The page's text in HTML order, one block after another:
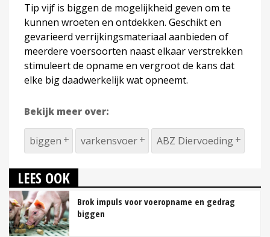
Tip vijf is biggen de mogelijkheid geven om te
kunnen wroeten en ontdekken. Geschikt en
gevarieerd verrijkingsmateriaal aanbieden of
meerdere voersoorten naast elkaar verstrekken
stimuleert de opname en vergroot de kans dat
elke big daadwerkelijk wat opneemt.
Bekijk meer over:
biggen varkensvoer ABZ Diervoeding
LEES OOK
Brok impuls voor voeropname en gedrag
biggen